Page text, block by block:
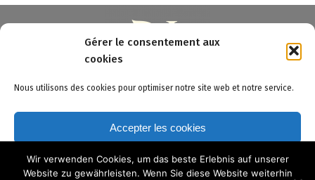
Gérer le consentement aux
cookies
Nous utilisons des cookies pour optimiser notre site web et notre service.
Accepter les cookies
Fonctionnels uniquement
Wir verwenden Cookies, um das beste Erlebnis auf unserer
Website zu gewährleisten. Wenn Sie diese Website weiterhin